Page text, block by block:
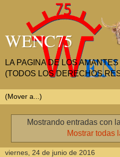
WENC75
LA PAGINA DE LOS
(TODOS LOS DERECHOS
Mostrando entradas con
Mostrar todas
viernes, 24 de junio de 2016